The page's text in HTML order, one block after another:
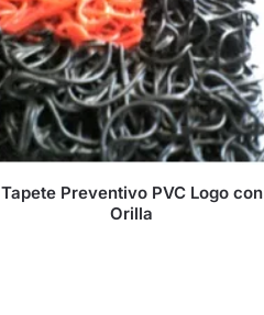
Tapete Preventivo PVC Logo con
Orilla